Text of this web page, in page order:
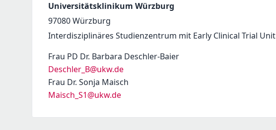
Universitätsklinikum Würzburg
97080Würzburg
Interdisziplinäres Studienzentrum mit Early Clinical Trial Unit
Frau PD Dr. Barbara Deschler-Baier
Deschler_B@ukw.de
Frau Dr. Sonja Maisch
Maisch_S1@ukw.de